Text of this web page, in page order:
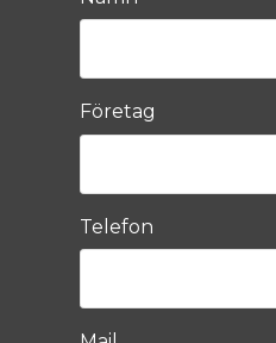
Företag
Telefon